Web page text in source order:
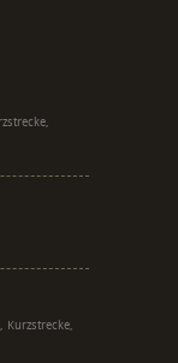
Kurzstrecke,